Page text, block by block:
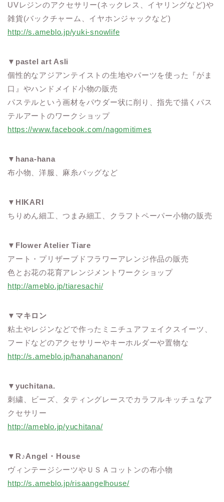
UVレジンのアクセサリー(ネックレス、イヤリングなど)や
雑貨(バックチャーム、イヤホンジャックなど)
http://s.ameblo.jp/yuki-snowlife
▼ pastel art Asli
個性的なアジアンテイストの生地やパーツを使った『がま
口』やハンドメイド小物の販売
パステルという画材をパウダー状に削り、指先で描くパス
テルアートのワークショップ
https://www.facebook.com/nagomitimes
▼ hana-hana
布小物、洋服、麻糸バッグなど
▼ HIKARI
ちりめん細工、つまみ細工、クラフトペーパー小物の販売
▼ Flower Atelier Tiare
アート・プリザーブドフラワーアレンジ作品の販売
色とお花の花育アレンジメントワークショップ
http://ameblo.jp/tiaresachi/
▼ マキロン
粘土やレジンなどで作ったミニチュアフェイクスイーツ、
フードなどのアクセサリーやキーホルダーや置物な
http://s.ameblo.jp/hanahananon/
▼ yuchitana.
刺繍、ビーズ、タティングレースでカラフルキッチュなア
クセサリー
http://ameblo.jp/yuchitana/
▼ R♪Angel・House
ヴィンテージシーツやＵＳＡコットンの布小物
http://s.ameblo.jp/risaangelhouse/